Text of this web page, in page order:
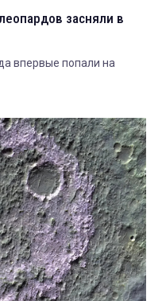
засняли в
впервые попали на